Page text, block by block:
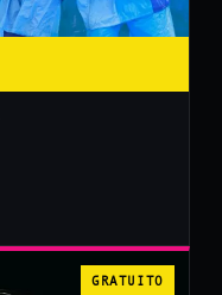
GRATUITO